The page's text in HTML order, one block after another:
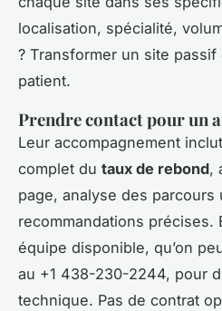
localisation, spécialité,
? Transformer un site
patient.
Prendre contact pour un
Leur accompagnement
complet du taux de rebond,
page, analyse des parcours
recommandations précises.
équipe disponible, qu’on
au +1 438-230-2244, pour
technique. Pas de contrat